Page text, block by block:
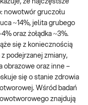
że najczęstsze
nowotwór gruczołu
~14%, jelita grubego
oraz żołądka ~3%.
się z koniecznością
podejrzanej zmiany,
obrazowe oraz inne –
się o stanie zdrowia
Wśród badań
znajdują